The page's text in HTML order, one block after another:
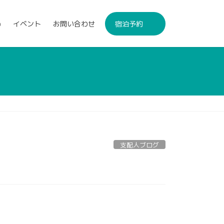
イベント お問い合わせ 宿泊予約
支配人ブログ